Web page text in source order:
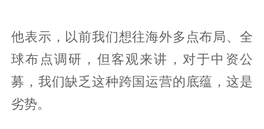
他表示，以前我们想往海外多点布局、全
球布点调研，但客观来讲，对于中资公
募，我们缺乏这种跨国运营的底蕴，这是
劣势。